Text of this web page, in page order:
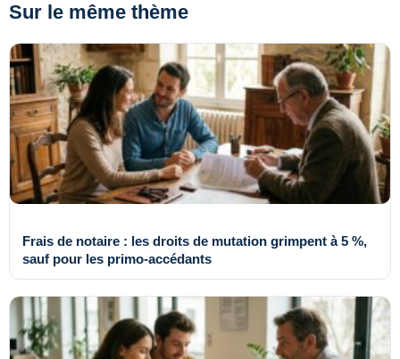
Sur le même thème
Frais de notaire : les droits de mutation grimpent à 5 %,
sauf pour les primo-accédants